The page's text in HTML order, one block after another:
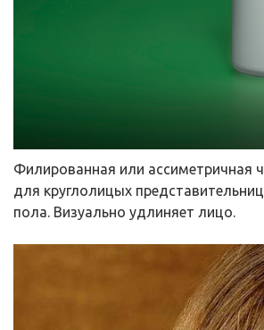
Филированная или ассиметричная
для круглолицых
пола. Визуально удлиняет лицо.